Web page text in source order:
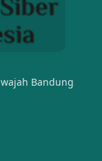
Bandung